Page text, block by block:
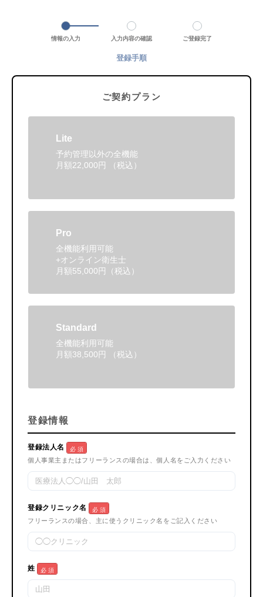
情報の入力 入力内容の確認 ご登録完了
登録手順
ご契約プラン
Lite
予約管理以外の全機能
月額22,000円 （税込）
Pro
全機能利用可能
+オンライン衛生士
月額55,000円（税込）
Standard
全機能利用可能
月額38,500円 （税込）
登録情報
登録法人名 必 須
個人事業主またはフリーランスの場合は、個人名をご入力ください
登録クリニック名 必 須
フリーランスの場合、主に使うクリニック名をご記入ください
姓 必 須